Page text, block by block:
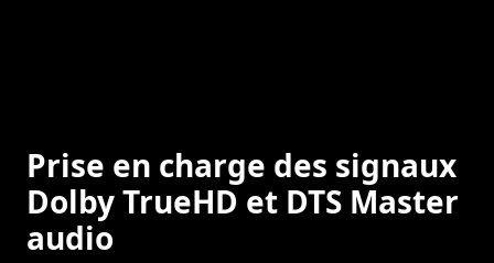
Prise en charge des signaux
Dolby TrueHD et DTS Master
audio